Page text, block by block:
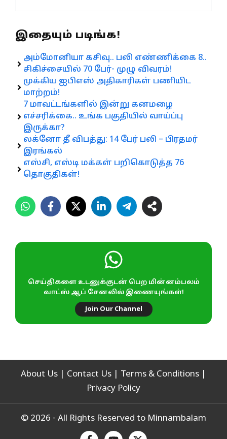
இதையும் படிங்க!
அம்மோனியா கசிவு.. பலி எண்ணிக்கை 8..
சிகிச்சையில் 70 பேர்- முழு விவரம்!
முக்கிய ஐபிஎஸ் அதிகாரிகள் பணியிட
மாற்றம்!
7 மாவட்டங்களில் இன்று கனமழை
எச்சரிக்கை.. உங்க பகுதியில் வாய்ப்பு
இருக்கா?
லக்னோ தீ விபத்து: 14 பேர் பலி – பிரதமர்
இரங்கல்
எஸ்சி, எஸ்டி மக்கள் பறிகொடுத்த 76
தொகுதிகள்!
செய்திகளை உடனுக்குடன் பெற மின்னம்பலம்
வாட்ஸ் ஆப் சேனலில் இணையுங்கள்!
Join Our Channel
About Us Contact Us Terms & Conditions
Privacy Policy
© 2026 - All Rights Reserved to Minnambalam